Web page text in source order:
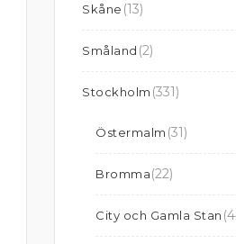
Skåne (13)
Småland (2)
Stockholm (331)
Östermalm (31)
Bromma(22)
City och Gamla Stan